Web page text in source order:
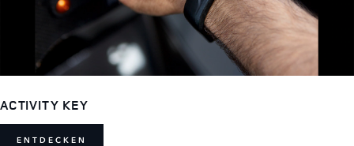
ACTIVITY KEY
ENTDECKEN